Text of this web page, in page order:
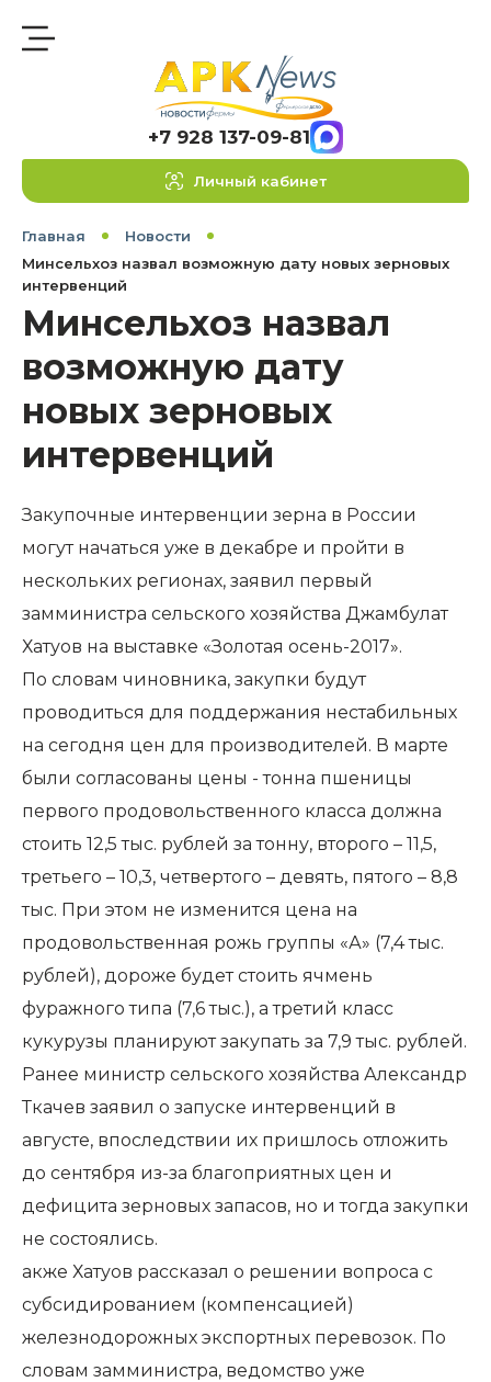
+7 928 137-09-81
Личный кабинет
Главная
Новости
Минсельхоз назвал возможную дату новых зерновых
интервенций
Минсельхоз назвал
возможную дату
новых зерновых
интервенций
Закупочные интервенции зерна в России
могут начаться уже в декабре и пройти в
нескольких регионах, заявил первый
замминистра сельского хозяйства Джамбулат
Хатуов на выставке «Золотая осень-2017».
По словам чиновника, закупки будут
проводиться для поддержания нестабильных
на сегодня цен для производителей. В марте
были согласованы цены - тонна пшеницы
первого продовольственного класса должна
стоить 12,5 тыс. рублей за тонну, второго – 11,5,
третьего – 10,3, четвертого – девять, пятого – 8,8
тыс. При этом не изменится цена на
продовольственная рожь группы «А» (7,4 тыс.
рублей), дороже будет стоить ячмень
фуражного типа (7,6 тыс.), а третий класс
кукурузы планируют закупать за 7,9 тыс. рублей.
Ранее министр сельского хозяйства Александр
Ткачев заявил о запуске интервенций в
августе, впоследствии их пришлось отложить
до сентября из-за благоприятных цен и
дефицита зерновых запасов, но и тогда закупки
не состоялись.
акже Хатуов рассказал о решении вопроса с
субсидированием (компенсацией)
железнодорожных экспортных перевозок. По
словам замминистра, ведомство уже